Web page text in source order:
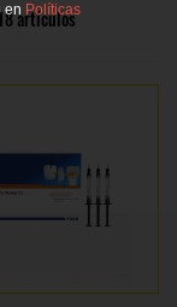
artículos
en Políticas